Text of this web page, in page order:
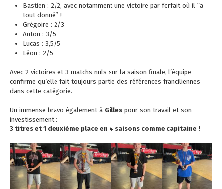
Bastien : 2/2, avec notamment une victoire par forfait où il “a
tout donné” !
Grégoire : 2/3
Anton : 3/5
Lucas : 3,5/5
Léon : 2/5
Avec 2 victoires et 3 matchs nuls sur la saison finale, l’équipe
confirme qu’elle fait toujours partie des références franciliennes
dans cette catégorie.
Un immense bravo également à Gilles pour son travail et son
investissement :
3 titres et 1 deuxième place en 4 saisons comme capitaine !